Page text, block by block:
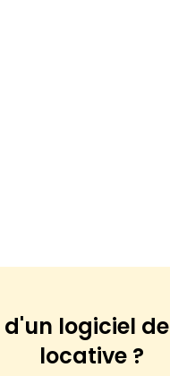
d'un logiciel de
locative ?